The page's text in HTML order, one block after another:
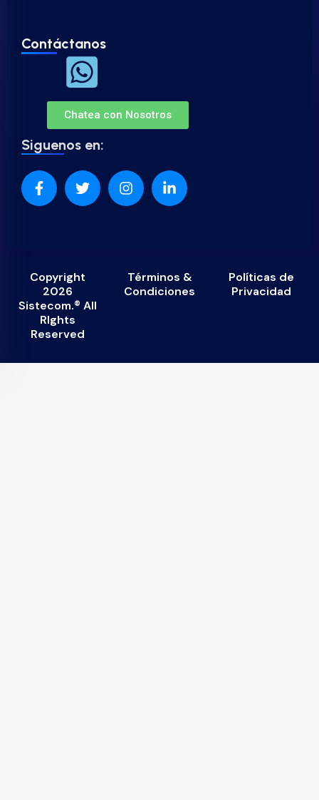
Contáctanos
Chatea con Nosotros
Siguenos en:
Copyright
2026
Sistecom.® All
RIghts
Reserved
Términos &
Condiciones
Políticas de
Privacidad